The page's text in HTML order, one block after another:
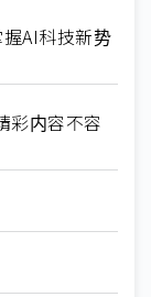
AI科技新势
彩内容不容